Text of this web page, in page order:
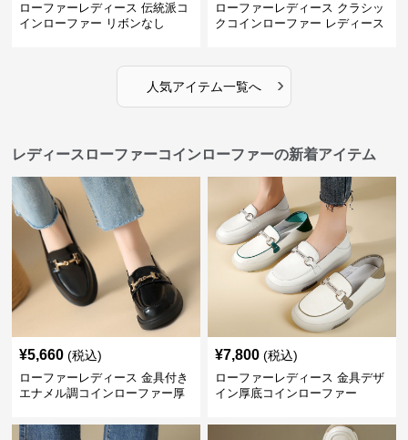
ローファーレディース 伝統派コ
インローファー リボンなし
ローファーレディース クラシッ
クコインローファー レディース
人気アイテム一覧へ ›
レディースローファーコインローファーの新着アイテム
¥5,660 (税込)
ローファーレディース 金具付き
エナメル調コインローファー厚
¥7,800 (税込)
ローファーレディース 金具デザ
イン厚底コインローファー